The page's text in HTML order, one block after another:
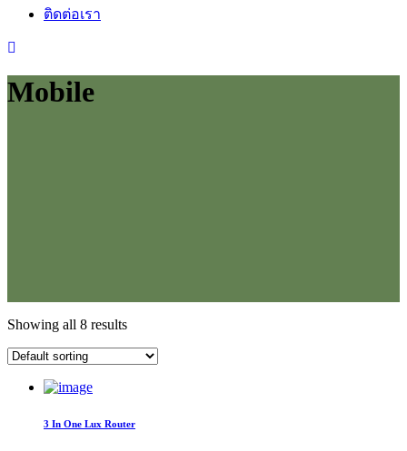
ติดต่อเรา
Mobile
Showing all 8 results
3 In One Lux Router